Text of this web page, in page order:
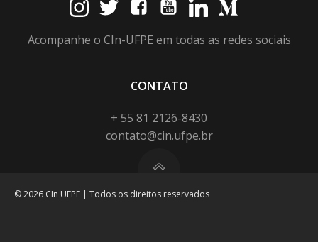
Acompanhe o CIn-UFPE em todas as redes sociais
CONTATO
+ 55 81 2126-8430
contato@cin.ufpe.br
© 2026 CIn UFPE | Todos os direitos reservados